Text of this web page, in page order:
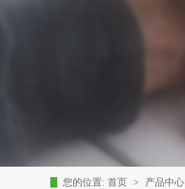
您的位置: 首页 > 产品中心